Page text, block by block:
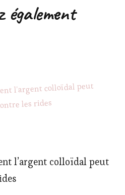
également
l’argent colloïdal peut